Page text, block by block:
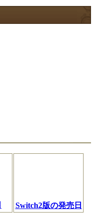
Switch2版の発売日